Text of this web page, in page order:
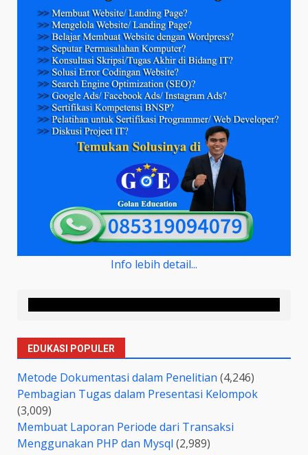
Info lebih detail...
EDUKASI POPULER
Metode Dokumentasi dalam Penelitian (4,246)
Pembagian Tugas dalam Presentasi Kelompok
(3,009)
Membuat Laporan Periode dari Transaksi
Menggunakan PHP dan Mysql (2,989)